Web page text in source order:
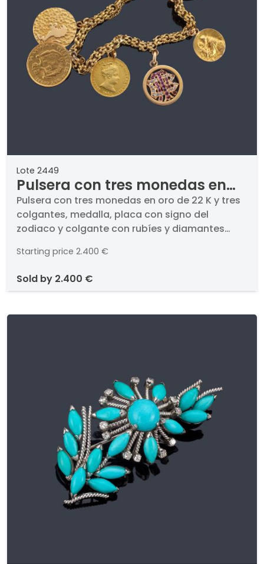
Lote 2449
Pulsera con tres monedas en
oro de 22 K y tres colgantes,
medalla, placa con signo del
zodiaco y colgante con rubíes y
diamantes talla rosa, realizado
Pulsera con tres monedas en oro de 22 K y tres
colgantes, medalla, placa con signo del
zodiaco y colgante con rubíes y diamantes
Starting price 2.400 €
sold by 2.400 €